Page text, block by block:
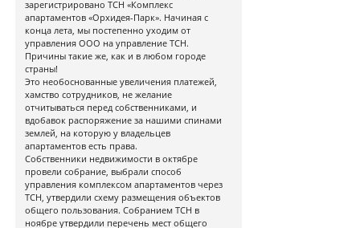
зарегистрировано ТСН «Комплекс
апартаментов «Орхидея-Парк». Начиная с
конца лета, мы постепенно уходим от
управления ООО на управление ТСН.
Причины такие же, как и в любом городе
страны!
Это необоснованные увеличения платежей,
хамство сотрудников, не желание
отчитываться перед собственниками, и
вдобавок распоряжение за нашими спинами
землей, на которую у владельцев
апартаментов есть права.
Собственники недвижимости в октябре
провели собрание, выбрали способ
управления комплексом апартаментов через
ТСН, утвердили схему размещения объектов
общего пользования. Собранием ТСН в
ноябре утвердили перечень мест общего